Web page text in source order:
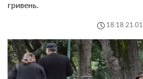
гривень.
18:18 21.01